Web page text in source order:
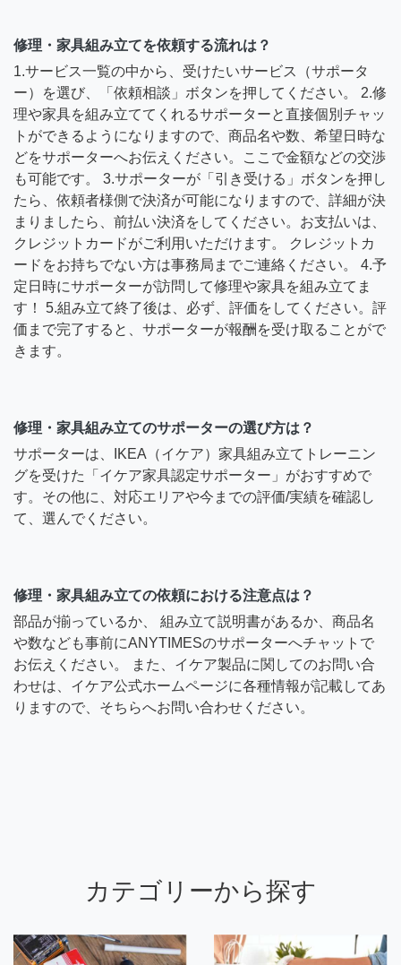
修理・家具組み立てを依頼する流れは？
1.サービス一覧の中から、受けたいサービス（サポータ
ー）を選び、「依頼相談」ボタンを押してください。 2.修
理や家具を組み立ててくれるサポーターと直接個別チャッ
トができるようになりますので、商品名や数、希望日時な
どをサポーターへお伝えください。ここで金額などの交渉
も可能です。 3.サポーターが「引き受ける」ボタンを押し
たら、依頼者様側で決済が可能になりますので、詳細が決
まりましたら、前払い決済をしてください。お支払いは、
クレジットカードがご利用いただけます。 クレジットカ
ードをお持ちでない方は事務局までご連絡ください。 4.予
定日時にサポーターが訪問して修理や家具を組み立てま
す！ 5.組み立て終了後は、必ず、評価をしてください。評
価まで完了すると、サポーターが報酬を受け取ることがで
きます。
修理・家具組み立てのサポーターの選び方は？
サポーターは、IKEA（イケア）家具組み立てトレーニン
グを受けた「イケア家具認定サポーター」がおすすめで
す。その他に、対応エリアや今までの評価/実績を確認し
て、選んでください。
修理・家具組み立ての依頼における注意点は？
部品が揃っているか、 組み立て説明書があるか、商品名
や数なども事前にANYTIMESのサポーターへチャットで
お伝えください。 また、イケア製品に関してのお問い合
わせは、イケア公式ホームページに各種情報が記載してあ
りますので、そちらへお問い合わせください。
カテゴリーから探す